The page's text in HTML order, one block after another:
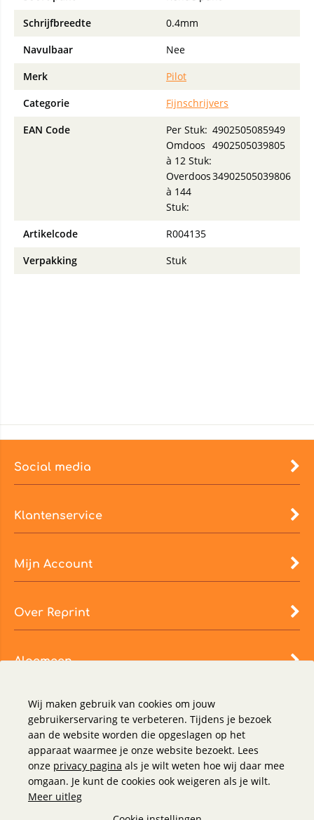
Schrijfbreedte
0.4mm
Navulbaar
Nee
Merk
Pilot
Categorie
Fijnschrijvers
EAN Code
Per Stuk: 4902505085949
Omdoos
à 12 Stuk:
4902505039805
Overdoos
à 144
Stuk:
34902505039806
Artikelcode
R004135
Verpakking
Stuk
Social media
Klantenservice
Mijn Account
Over Reprint
Algemeen
Wij maken gebruik van cookies om jouw
gebruikerservaring te verbeteren. Tijdens je bezoek
aan de website worden die opgeslagen op het
apparaat waarmee je onze website bezoekt. Lees
onze privacy pagina als je wilt weten hoe wij daar mee
omgaan. Je kunt de cookies ook weigeren als je wilt.
Meer uitleg